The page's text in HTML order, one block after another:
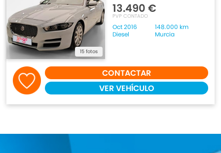
15 fotos
13.490 €
PVP CONTADO
Oct 2016
148.000 km
Diesel
Murcia
CONTACTAR
VER VEHÍCULO